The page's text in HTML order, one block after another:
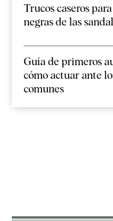
Trucos caseros
negras de las
Guía de primeros
cómo actuar ante
comunes